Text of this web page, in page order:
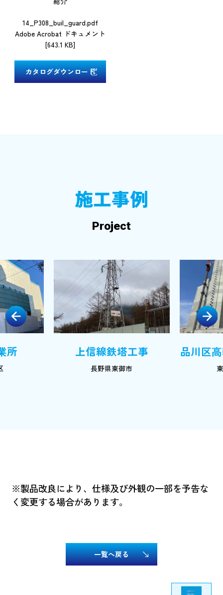
14_P308_buil_guard.pdf
Adobe Acrobat ドキュメント
[643.1 KB]
カタログダウンロード
施工事例
Project
Previous
所 上信線鉄塔工事
長野県東御市
品川区
Next
※製品改良により、仕様及び外観の一部を予告な
く変更する場合があります。
一覧へ戻る